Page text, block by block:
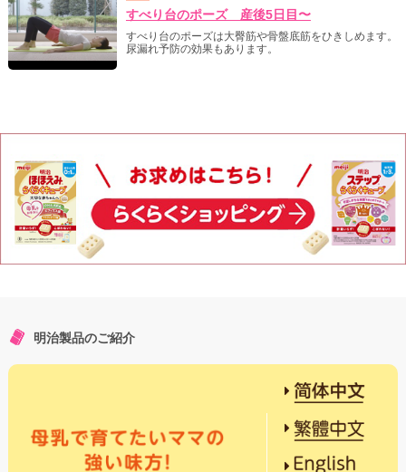
すべり台のポーズ 産後5日目〜
すべり台のポーズは大臀筋や骨盤底筋をひきしめます。
尿漏れ予防の効果もあります。
明治製品のご紹介